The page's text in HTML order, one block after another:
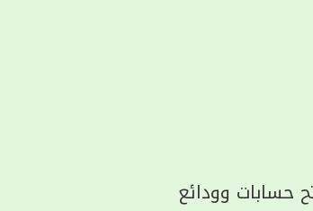
حسابات وودائع